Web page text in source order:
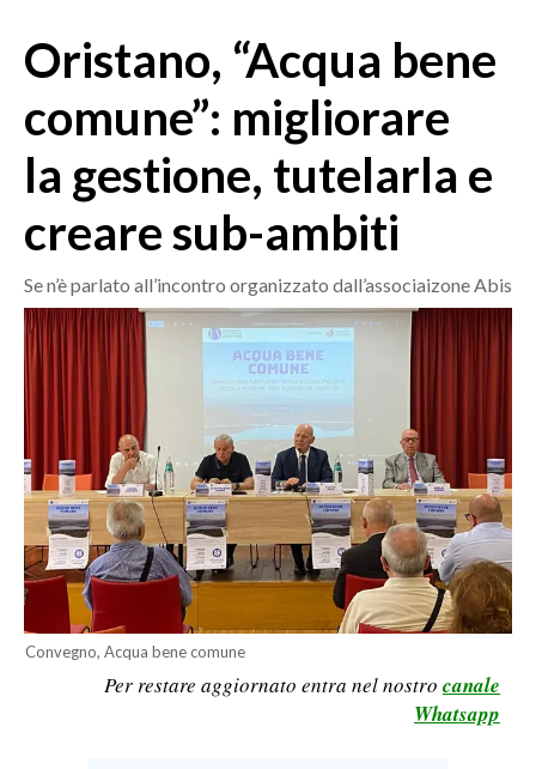
ORISTANO E PROVINCIA
GALLURA
NUORO E PROVINCIA
OGLIASTRA
AGENDA
CRONACA
ITALIA
MONDO
POLITICA
ECONOMIA
SERVIZI ALLE IMPRESE
LAVORO
BANDI
Oristano, “Acqua bene
comune”: migliorare
la gestione, tutelarla e
creare sub-ambiti
Se n’è parlato all’incontro organizzato dall’associaizone Abis
Convegno, Acqua bene comune
Per restare aggiornato entra nel nostro canale
Whatsapp